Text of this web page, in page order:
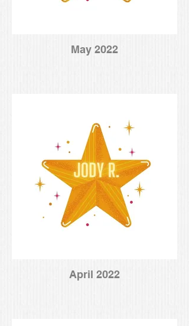
May 2022
April 2022